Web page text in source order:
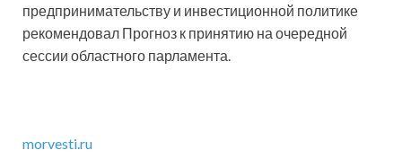
предпринимательству и инвестиционной политике
рекомендовал Прогноз к принятию на очередной
сессии областного парламента.
morvesti.ru